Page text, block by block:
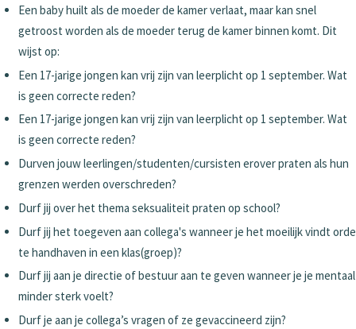
Een baby huilt als de moeder de kamer verlaat, maar kan snel
getroost worden als de moeder terug de kamer binnen komt. Dit
wijst op:
Een 17-jarige jongen kan vrij zijn van leerplicht op 1 september. Wat
is geen correcte reden?
Een 17-jarige jongen kan vrij zijn van leerplicht op 1 september. Wat
is geen correcte reden?
Durven jouw leerlingen/studenten/cursisten erover praten als hun
grenzen werden overschreden?
Durf jij over het thema seksualiteit praten op school?
Durf jij het toegeven aan collega's wanneer je het moeilijk vindt orde
te handhaven in een klas(groep)?
Durf jij aan je directie of bestuur aan te geven wanneer je je mentaal
minder sterk voelt?
Durf je aan je collega’s vragen of ze gevaccineerd zijn?